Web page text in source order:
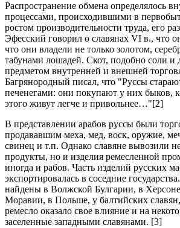
Распространение обмена определялось
процессами, происходившими в
ростом производительности труда, его
Эфесский говорил о славянах VI в., что
что они владели не только золотом,
табунами лошадей. Скот, подобно соли и
предметом внутренней и внешней
Багрянородный писал, что "Руссы
печенегами: они покупают у них быков,
этого живут легче и привольнее…"[2]
В представлении арабов руссы были
продававшим меха, мед, воск, оружие,
свинец и т.п. Однако славяне вывозили
продукты, но и изделия ремесленной
иногда и рабов. Часть изделий русских
экспортировалась в соседние
найдены в Волжской Булгарии, в
Моравии, в Польше, у балтийских
ремесло оказало свое влияние и на
заселенные западными славянами. [3]